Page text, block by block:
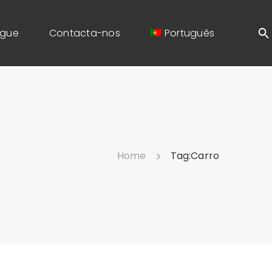
Contacta-nos Português
Home Tag:Carro